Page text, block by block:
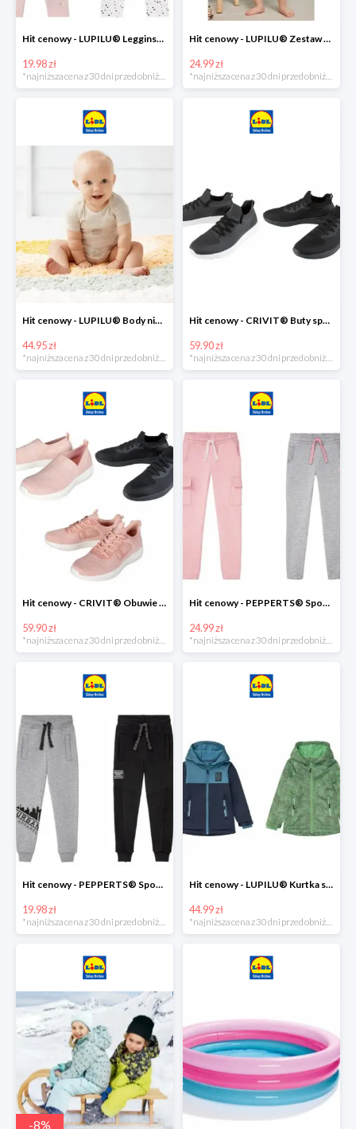
Hit cenowy - LUPILU® Legginsy niemowlęce z biobawełną, 2 pary
19.98 zł
Hit cenowy - LUPILU® Zestaw dziecięcy z biobawełny (body + koszulka + spodenki), 1 komplet
24.99 zł
Hit cenowy - LUPILU® Body niemowlęce z biobawełny, z krótkim rękawem, 5 sztuk
44.95 zł
*najniższa cena z 30 dni przed obniżką
Hit cenowy - CRIVIT® Buty sportowe chłopięce WellWalk, 1 para
59.90 zł
*najniższa cena z 30 dni przed obniżką
Hit cenowy - CRIVIT® Obuwie dziewczęce sportowe i na co dzień, 1 para
59.90 zł
Hit cenowy - PEPPERTS® Spodnie dresowe dziewczęce, 1 para
24.99 zł
Hit cenowy - PEPPERTS® Spodnie dresowe chłopięce, 1 para
19.98 zł
Hit cenowy - LUPILU® Kurtka softshell chłopięca, 1 sztuka
44.99 zł
-8%